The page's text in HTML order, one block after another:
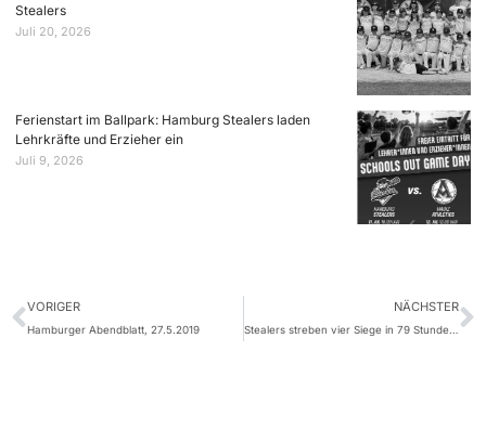
Stealers
Juli 20, 2026
Ferienstart im Ballpark: Hamburg Stealers laden
Lehrkräfte und Erzieher ein
Juli 9, 2026
VORIGER
Hamburger Abendblatt, 27.5.2019
NÄCHSTER
Stealers streben vier Siege in 79 Stunden an